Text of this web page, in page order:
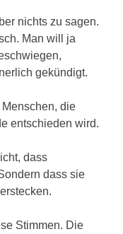
nichts zu sagen.
Man will ja
gekündigt.
die
entschieden wird.
dass
dass sie
Stimmen. Die